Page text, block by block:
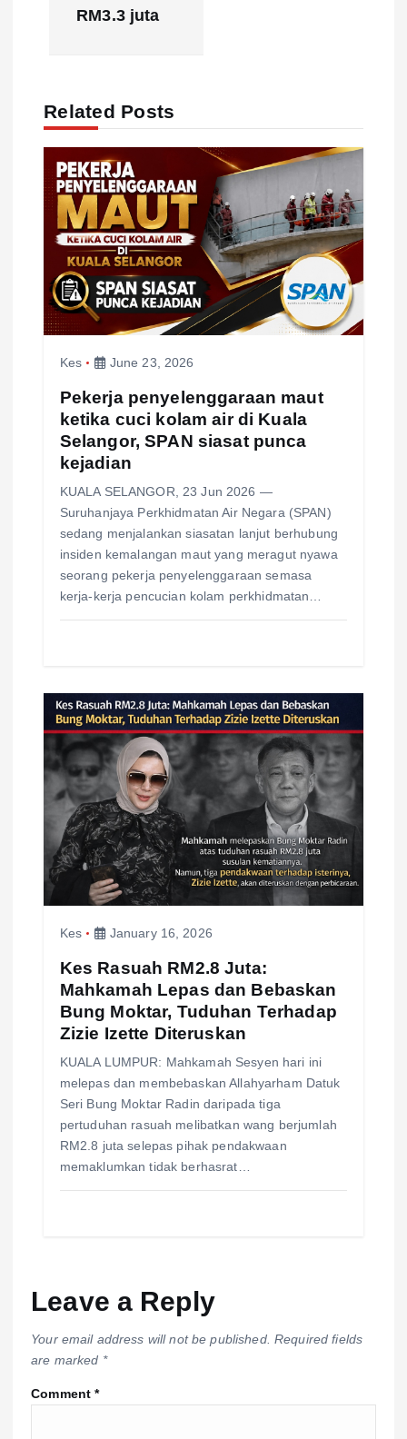
g
RM3.3 juta
Related Posts
Kes June 23, 2026
Pekerja penyelenggaraan maut
ketika cuci kolam air di Kuala
Selangor, SPAN siasat punca
kejadian
KUALA SELANGOR, 23 Jun 2026 —
Suruhanjaya Perkhidmatan Air Negara (SPAN)
sedang menjalankan siasatan lanjut berhubung
insiden kemalangan maut yang meragut nyawa
seorang pekerja penyelenggaraan semasa
kerja-kerja pencucian kolam perkhidmatan…
Kes January 16, 2026
Kes Rasuah RM2.8 Juta:
Mahkamah Lepas dan Bebaskan
Bung Moktar, Tuduhan Terhadap
Zizie Izette Diteruskan
KUALA LUMPUR: Mahkamah Sesyen hari ini
melepas dan membebaskan Allahyarham Datuk
Seri Bung Moktar Radin daripada tiga
pertuduhan rasuah melibatkan wang berjumlah
RM2.8 juta selepas pihak pendakwaan
memaklumkan tidak berhasrat…
Leave a Reply
Your email address will not be published. Required fields
are marked *
Comment*